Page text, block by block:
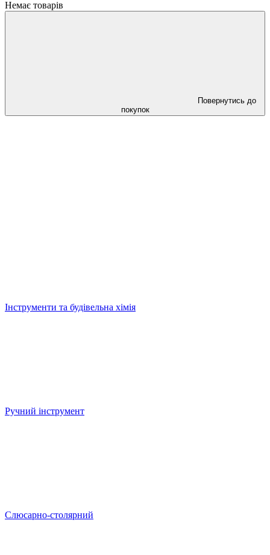
Немає товарів
Повернутись до
покупок
Інструменти та будівельна хімія
Ручний інструмент
Слюсарно-столярний